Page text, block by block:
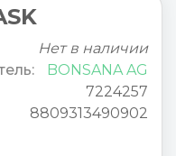
Нет в наличии
BONSANA AG
7224257
8809313490902